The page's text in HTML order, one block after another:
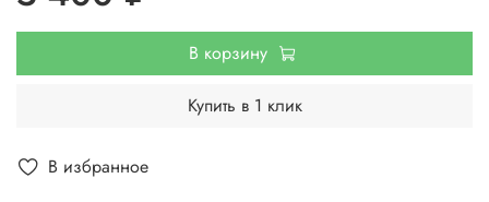
В избранное
В корзину
Купить в 1 клик